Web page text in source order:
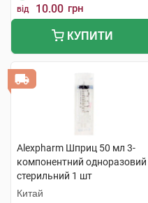
від 10.00 грн
КУПИТИ
Alexpharm Шприц 50 мл 3-
компонентний одноразовий
стерильний 1 шт
Китай